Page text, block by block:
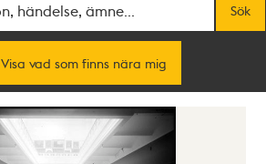
Sök
Visa vad som finns nära mig